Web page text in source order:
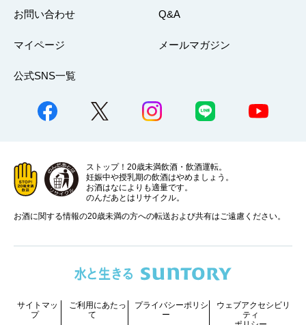
お問い合わせ Q&A
マイページ メールマガジン
公式SNS一覧
ストップ！20歳未満飲酒・飲酒運転。
妊娠中や授乳期の飲酒はやめましょう。
お酒はなによりも適量です。
のんだあとはリサイクル。
お酒に関する情報の20歳未満の方への転送および共有はご遠慮ください。
サイトマッ
プ
ご利用にあたっ
て
プライバシーポリシ
ー
ウェブアクセシビリ
ティ